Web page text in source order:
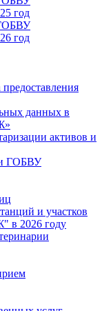
год
год
данных в
активов и
ГОБВУ
и участков
в 2026 году